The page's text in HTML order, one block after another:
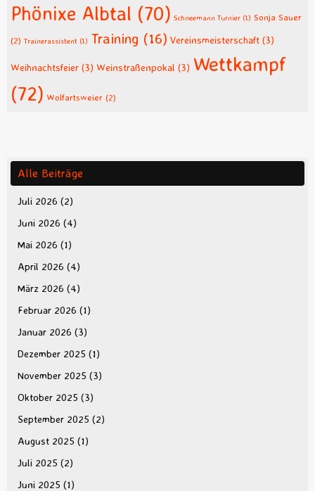
Phönixe Albtal (70) Schneemann Turnier (1) Sonja Sauer
(2) Trainerassistent (1) Training (16) Vereinsmeisterschaft (3)
Weihnachtsfeier (3) Weinstraßenpokal (3) Wettkampf
(72) Wolfartsweier (2)
Alle Beiträge
Juli 2026 (2)
Juni 2026 (4)
Mai 2026 (1)
April 2026 (4)
März 2026 (4)
Februar 2026 (1)
Januar 2026 (3)
Dezember 2025 (1)
November 2025 (3)
Oktober 2025 (3)
September 2025 (2)
August 2025 (1)
Juli 2025 (2)
Juni 2025 (1)